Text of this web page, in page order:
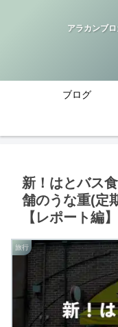
アラカンブ
ブログ
新！はとバス
舗のうな重(定
【レポート編】
旅行